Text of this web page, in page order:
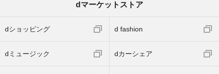
dマーケットストア
dショッピング d fashion
dミュージック dカーシェア